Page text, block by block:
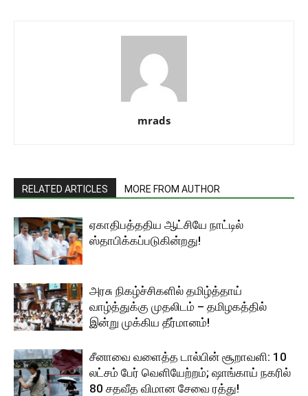
mrads
RELATED ARTICLES MORE FROM AUTHOR
ஏகாதிபத்ததிய ஆட்சியே நாட்டில்
ஸ்தாபிக்கப்படுகின்றது!
அரசு நிகழ்ச்சிகளில் தமிழ்த்தாய்
வாழ்த்துக்கு முதலிடம் – தமிழகத்தில்
இன்று முக்கிய தீர்மானம்!
சீனாவை வளைத்த டால்பின் சூறாவளி: 10
லட்சம் பேர் வெளியேற்றம்; ஷாங்காய் நகரில்
80 சதவீத விமான சேவை ரத்து!